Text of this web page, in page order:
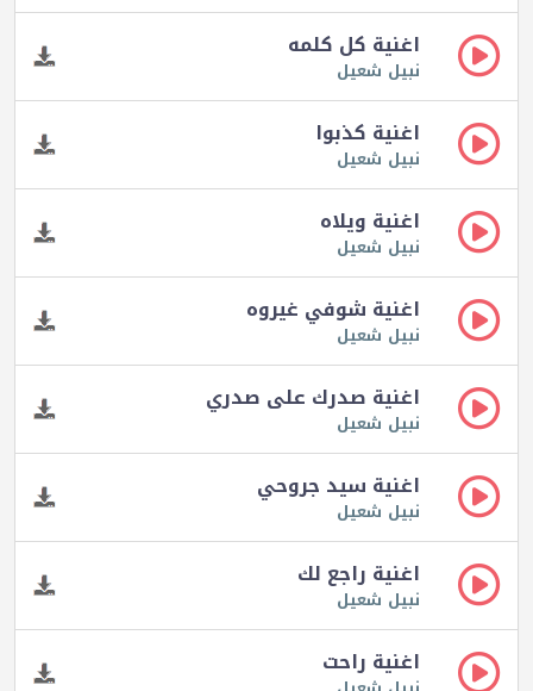
اغنية كل كلمه
نبيل شعيل
اغنية كذبوا
نبيل شعيل
اغنية ويلاه
نبيل شعيل
اغنية شوفي غيروه
نبيل شعيل
اغنية صدرك على صدري
نبيل شعيل
اغنية سيد جروحي
نبيل شعيل
اغنية راجع لك
نبيل شعيل
اغنية راحت